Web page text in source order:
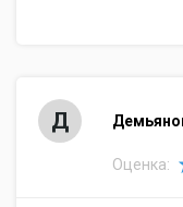
Д
Оценка: